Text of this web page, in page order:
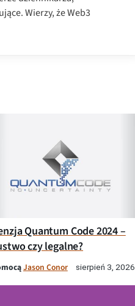
Wierzy, że Web3
Quantum Code 2024 –
czy legalne?
Jason Conor sierpień 3, 2026